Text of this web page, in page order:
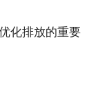
化排放的重要